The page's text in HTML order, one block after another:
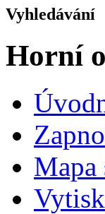
Vyhledávání
Horní
Mapa